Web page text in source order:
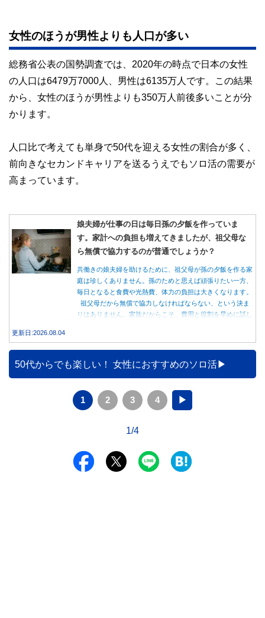
女性のほうが男性よりも人口が多い
総務省公表の国勢調査では、2020年の時点で日本の女性
の人口は6479万7000人、男性は6135万人です。この結果
から、女性のほうが男性よりも350万人前後多いことが分
かります。
人口比で考えても単身で50代を迎える女性の割合が多く、
前向きなセカンドキャリアを送るうえでもソロ活の需要が
高まっています。
娘夫婦が仕事の日は毎日孫の夕飯を作っていま
す。家計への負担も増えてきましたが、祖父母な
ら無償で協力するのが普通でしょうか？
共働きの娘夫婦を助けるために、祖父母が孫の夕飯を作る家
庭は珍しくありません。孫のためと思えば頑張りたい一方、
毎日となると食費や光熱費、体力の負担は大きくなります。
祖父母だから無償で協力しなければならない、という決ま
りはありません。家族だからこそ、費用と役割を早めに話し
更新日:2026.08.04
50代からでも楽しい！ 女性におすすめのソロ活
1 2 3 4 ▶
1/4